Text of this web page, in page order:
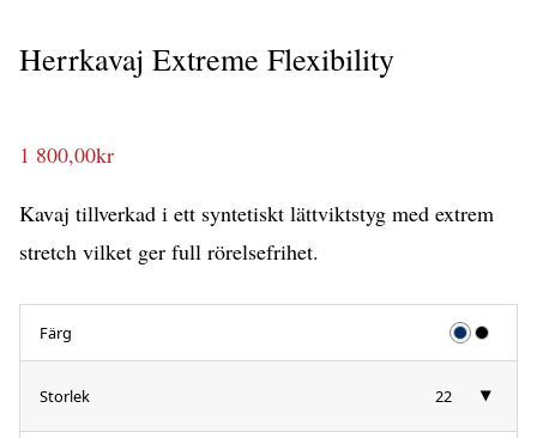
Herrkavaj Extreme Flexibility
1 800,00kr
Kavaj tillverkad i ett syntetiskt lättviktstyg med extrem
stretch vilket ger full rörelsefrihet.
Färg
Storlek 22